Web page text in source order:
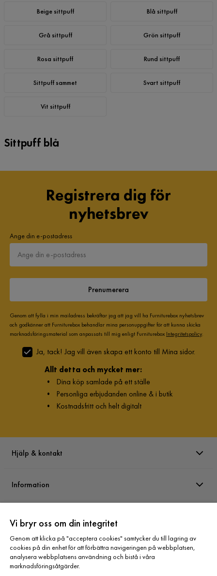
Beige sittpuff Blå sittpuff
Grå sittpuff Grön sittpuff
Rosa sittpuff Rund sittpuff
Sittpuff sammet Svart sittpuff
Vit sittpuff
Sittpuff blå
Registrera dig för
nyhetsbrev
Ange din e-postadress
Prenumerera
Genom att fylla i min mailadress bekräftar jag att jag vill ha Furniturebox nyhetsbrev
och godkänner att Furniturebox behandlar mina personuppgifter för att kunna skicka
marknadsföringsmaterial som anpassats till mig enligt Furniturebox Integritetspolicy.
Ja, tack! Jag vill även skapa ett konto till Mina sidor.
Allt detta och mycket mer:
• Dina köp samlade på ett ställe
• Personliga erbjudanden online & i butik
• Kostnadsfritt och helt digitalt
Hjälp & kontakt
Information
Sortiment
Vi bryr oss om din integritet
Genom att klicka på "acceptera cookies" samtycker du till lagring av
cookies på din enhet för att förbättra navigeringen på webbplatsen,
analysera webbplatsens användning och bistå i våra
marknadsföringsåtgärder.